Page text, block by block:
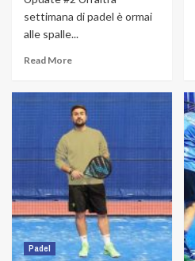
settimana di padel è ormai
alle spalle...
Read More
Padel